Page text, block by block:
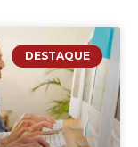
DESTAQUE